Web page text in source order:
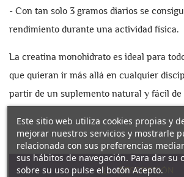
- Con tan solo 3 gramos diarios se
rendimiento durante una actividad física.
La creatina monohidrato es ideal para
que quieran ir más allá en cualquier
partir de un suplemento natural y fácil de
DESCRIPCIÓN
Este sitio web utiliza cookies propias y
mejorar nuestros servicios y mostrarle
relacionada con sus preferencias
sus hábitos de navegación. Para dar su
sobre su uso pulse el botón Acepto.